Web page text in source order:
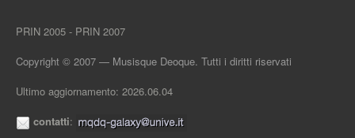
PRIN 2005 - PRIN 2007
Copyright © 2007 — Musisque Deoque. Tutti i diritti riservati
Ultimo aggiornamento: 2026.06.04
contatti: